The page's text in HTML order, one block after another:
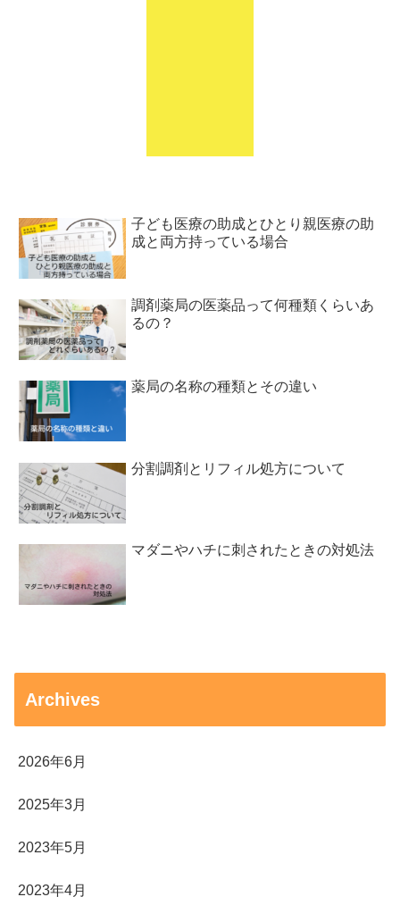
子ども医療の助成とひとり親医療の助
成と両方持っている場合
調剤薬局の医薬品って何種類くらいあ
るの？
薬局の名称の種類とその違い
分割調剤とリフィル処方について
マダニやハチに刺されたときの対処法
Archives
2026年6月
2025年3月
2023年5月
2023年4月